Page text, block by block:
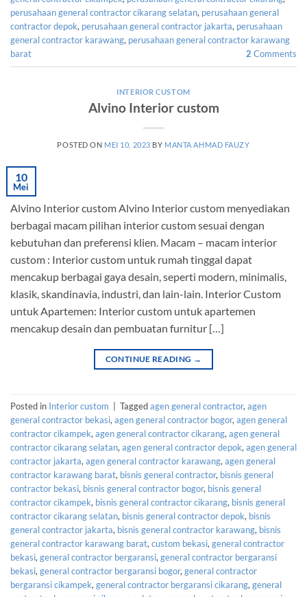
perusahaan general contractor cikarang selatan, perusahaan general
contractor depok, perusahaan general contractor jakarta, perusahaan
general contractor karawang, perusahaan general contractor karawang
barat
2 Comments
INTERIOR CUSTOM
Alvino Interior custom
POSTED ON MEI 10, 2023 BY MANTA AHMAD FAUZY
10
Mei
Alvino Interior custom Alvino Interior custom menyediakan
berbagai macam pilihan interior custom sesuai dengan
kebutuhan dan preferensi klien. Macam – macam interior
custom : Interior custom untuk rumah tinggal dapat
mencakup berbagai gaya desain, seperti modern, minimalis,
klasik, skandinavia, industri, dan lain-lain. Interior Custom
untuk Apartemen: Interior custom untuk apartemen
mencakup desain dan pembuatan furnitur […]
CONTINUE READING →
Posted in Interior custom Taggedagen general contractor, agen
general contractor bekasi, agen general contractor bogor, agen general
contractor cikampek, agen general contractor cikarang, agen general
contractor cikarang selatan, agen general contractor depok, agen general
contractor jakarta, agen general contractor karawang, agen general
contractor karawang barat, bisnis general contractor, bisnis general
contractor bekasi, bisnis general contractor bogor, bisnis general
contractor cikampek, bisnis general contractor cikarang, bisnis general
contractor cikarang selatan, bisnis general contractor depok, bisnis
general contractor jakarta, bisnis general contractor karawang, bisnis
general contractor karawang barat, custom bekasi, general contractor
bekasi, general contractor bergaransi, general contractor bergaransi
bekasi, general contractor bergaransi bogor, general contractor
bergaransi cikampek, general contractor bergaransi cikarang, general